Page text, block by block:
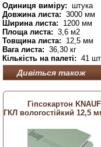
Одиниця виміру: штука
Довжина листа: 3000 мм
Ширина листа: 1200 мм
Площа листа: 3,6 м2
Товщина листа: 12,5 мм
Вага листа: 36,30 кг
Кількість на палеті: 41
Дивіться також
Гіпсокартон KNAUF
ГКЛ вологостійкий 12,5